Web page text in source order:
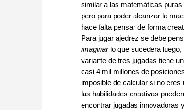
similar a las matemáticas
pero para poder alcanzar la
hace falta pensar de forma
Para jugar ajedrez se debe
imaginarlo que sucederá luego,
variante de tres jugadas tiene
casi 4 mil millones de
imposible de calcular si no eres
las habilidades creativas
encontrar jugadas innovadoras